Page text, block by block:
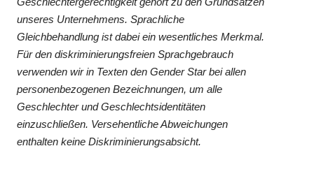
unseres Unternehmens. Sprachliche
Gleichbehandlung ist dabei ein wesentliches Merkmal.
Für den diskriminierungsfreien Sprachgebrauch
verwenden wir in Texten den Gender Star bei allen
personenbezogenen Bezeichnungen, um alle
Geschlechter und Geschlechtsidentitäten
einzuschließen. Versehentliche Abweichungen
enthalten keine Diskriminierungsabsicht.